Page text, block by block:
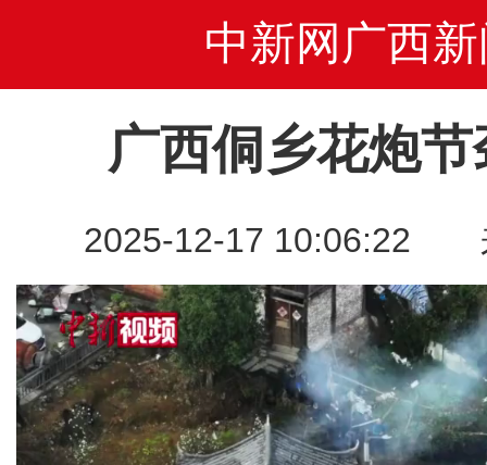
中新网广西新
广西侗乡花炮
2025-12-17 10:06:22